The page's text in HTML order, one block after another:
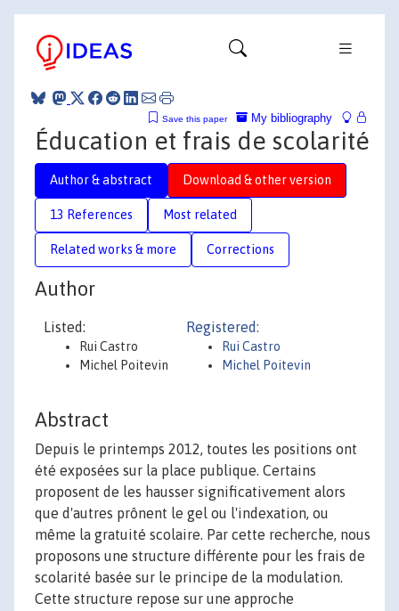
My bibliography
Save this paper
Éducation et frais de scolarité
Author & abstract Download & other version
13 References Most related
Related works & more Corrections
Author
Listed:
Rui Castro
Michel Poitevin
Registered:
Rui Castro
Michel Poitevin
Abstract
Depuis le printemps 2012, toutes les positions ont
été exposées sur la place publique. Certains
proposent de les hausser significativement alors
que d'autres prônent le gel ou l'indexation, ou
même la gratuité scolaire. Par cette recherche, nous
proposons une structure différente pour les frais de
scolarité basée sur le principe de la modulation.
Cette structure repose sur une approche